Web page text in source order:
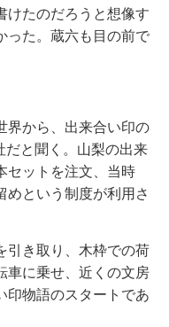
けたのだろうと想像す
った。蔵六も目の前で
界から、出来合い印の
だと聞く。山梨の出来
セットを注文、当時
めという制度が利用さ
引き取り、木枠での荷
車に乗せ、近くの文房
印物語のスタートであ